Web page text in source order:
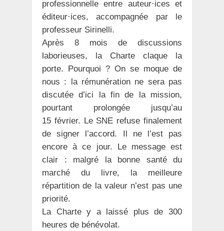
professionnelle entre auteur·ices et
éditeur·ices, accompagnée par le
professeur Sirinelli.
Après 8 mois de discussions
laborieuses, la Charte claque la
porte. Pourquoi ? On se moque de
nous : la rémunération ne sera pas
discutée d’ici la fin de la mission,
pourtant prolongée jusqu’au
15 février. Le SNE refuse finalement
de signer l’accord. Il ne l’est pas
encore à ce jour. Le message est
clair : malgré la bonne santé du
marché du livre, la meilleure
répartition de la valeur n’est pas une
priorité.
La Charte y a laissé plus de 300
heures de bénévolat.